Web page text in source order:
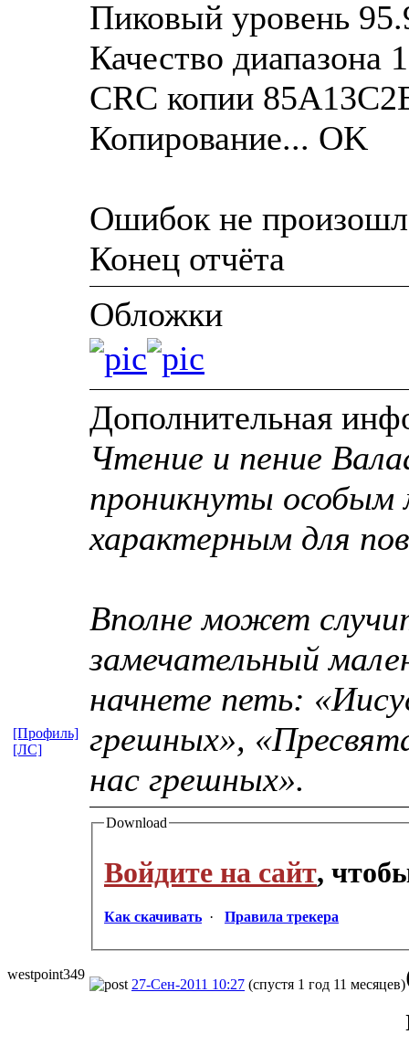
Пиковый уровень
Качество диапазона
CRC копии
Копирование... OK
Ошибок не
Конец отчёта
Обложки
Дополнительная
Чтение и пение
проникнуты особым
характерным для
Вполне может
замечательный
начнете петь:
грешных»,
нас грешных».
Download
Войдите на сайт,
Как скачивать · Правила трекера
[Профиль]
[ЛС]
westpoint349
27-Сен-2011 10:27 (спустя 1 год 11 месяцев)